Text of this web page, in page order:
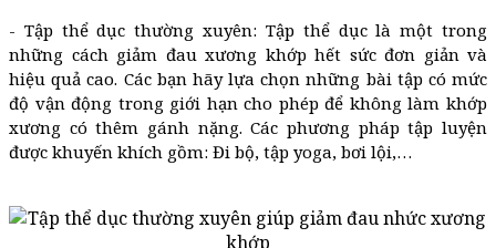
- Tập thể dục thường xuyên: Tập thể dục là một trong
những cách giảm đau xương khớp hết sức đơn giản và
hiệu quả cao. Các bạn hãy lựa chọn những bài tập có mức
độ vận động trong giới hạn cho phép để không làm khớp
xương có thêm gánh nặng. Các phương pháp tập luyện
được khuyến khích gồm: Đi bộ, tập yoga, bơi lội,…